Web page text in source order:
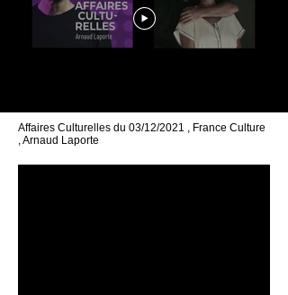
Affaires Culturelles du 03/12/2021 , France Culture
, Arnaud Laporte